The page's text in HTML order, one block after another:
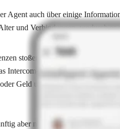
Agent auch über einige
und Verbindungen, wodurch er
stoßen, kann ein Mensch
Intercom-System chayns.chat,
Geld unterstützt.
aber nicht nur kommunizieren